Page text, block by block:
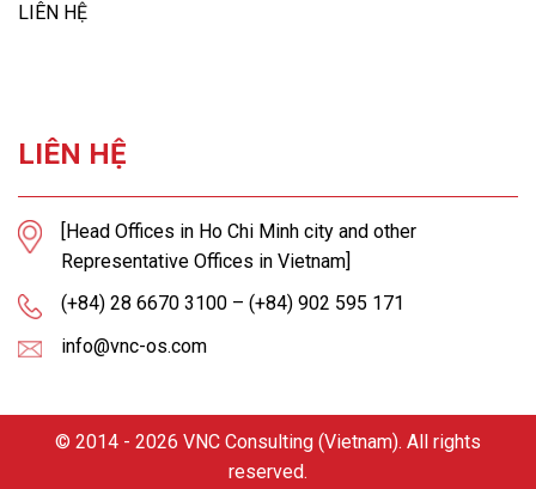
LIÊN HỆ
LIÊN HỆ
[Head Offices in Ho Chi Minh city and other
Representative Offices in Vietnam]
(+84) 28 6670 3100 – (+84) 902 595 171
info@vnc-os.com
© 2014 - 2026 VNC Consulting (Vietnam). All rights
reserved.